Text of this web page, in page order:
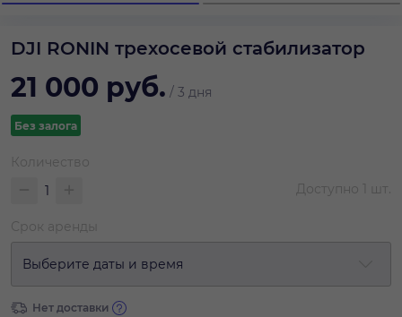
DJI RONIN трехосевой стабилизатор
21 000 руб. / 3 дня
Без залога
Количество
Доступно 1 шт.
Срок аренды
Выберите даты и время
Нет доставки